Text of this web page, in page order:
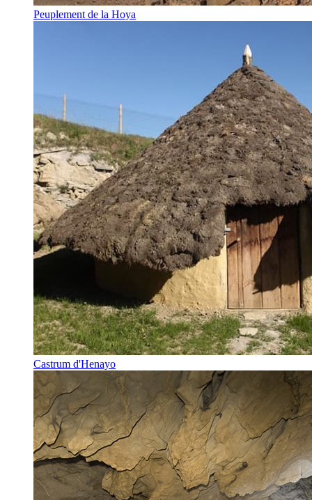
Peuplement de la Hoya
Castrum d'Henayo